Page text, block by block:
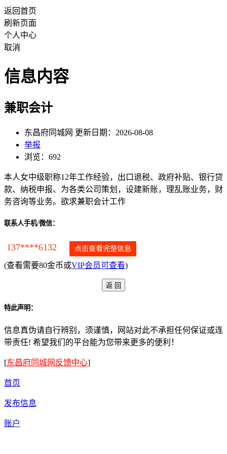
返回首页
刷新页面
个人中心
取消
信息内容
兼职会计
东昌府同城网 更新日期：2026-08-08
举报
浏览：692
本人女中级职称12年工作经验，出口退税、政府补贴、银行贷
款、纳税申报、为各类公司策划，设建新账，理乱账业务，财
务咨询等业务。欲求兼职会计工作
联系人手机/微信：
137****6132 点击查看完整信息
(查看需要80金币或VIP会员可查看)
特此声明：
信息真伪请自行辨别，须谨慎，网站对此不承担任何保证或连
带责任! 希望我们的平台能为您带来更多的便利！
[东昌府同城网反馈中心]
首页
发布信息
账户